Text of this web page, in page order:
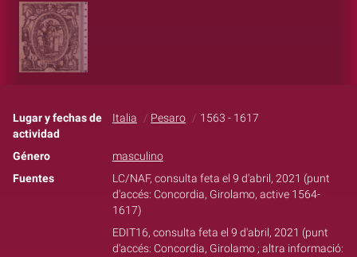
Lugar y fechas de
actividad
Italia Pesaro 1563 - 1617
Género
masculino
Fuentes
LC/NAF, consulta feta el 9 d'abril, 2021 (punt
d'accés: Concordia, Girolamo, active 1564-
1617)
EDIT16, consulta feta el 9 d'abril, 2021 (punt
d'accés: Concordia, Girolamo ; altra informació: